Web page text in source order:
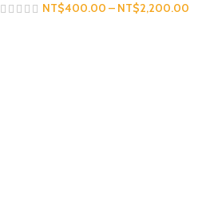
NT$400.00 – NT$2,200.00